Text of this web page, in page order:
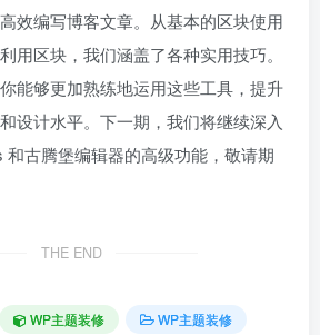
效编写博客文章。从基本的区块使用
用区块，我们涵盖了各种实用技巧。
能够更加熟练地运用这些工具，提升
设计水平。下一期，我们将继续深入
和古腾堡编辑器的高级功能，敬请期
THE END
WP主题装修
WP主题装修